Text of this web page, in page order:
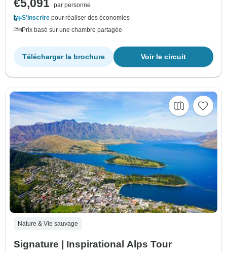
€5,091 par personne
S'inscrire pour réaliser des économies
Prix basé sur une chambre partagée
Voir le circuit
Télécharger la brochure
Nature & Vie sauvage
Signature | Inspirational Alps Tour